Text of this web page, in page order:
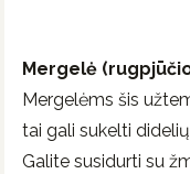
Mergelė
Mergelėms šis
tai gali sukelti
Galite susidurti su